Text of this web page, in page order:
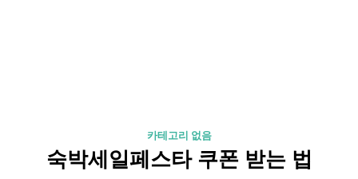
카테고리 없음
숙박세일페스타 쿠폰 받는 법